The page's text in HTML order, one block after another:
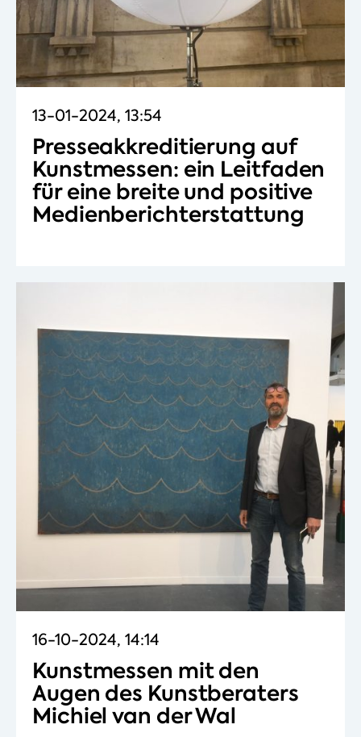
13-01-2024, 13:54
Presseakkreditierung auf
Kunstmessen: ein Leitfaden
für eine breite und positive
Medienberichterstattung
16-10-2024, 14:14
Kunstmessen mit den
Augen des Kunstberaters
Michiel van der Wal